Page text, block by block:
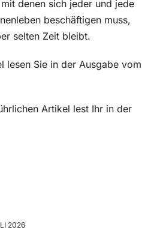
denen sich jeder und jede
beschäftigen muss,
selten Zeit bleibt.
lesen Sie in der Ausgabe vom
Artikel lest Ihr in der
2026